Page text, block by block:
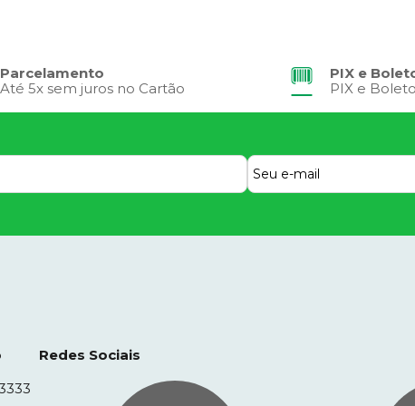
Parcelamento
Até 5x sem juros no Cartão
PIX e
PIX e
Redes Sociais